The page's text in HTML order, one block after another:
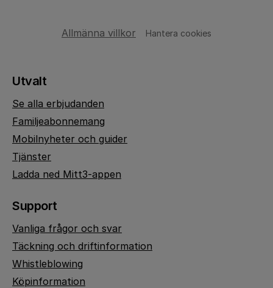
Allmänna villkor Hantera cookies
Utvalt
Se alla erbjudanden
Familjeabonnemang
Mobilnyheter och guider
Tjänster
Ladda ned Mitt3-appen
Support
Vanliga frågor och svar
Täckning och driftinformation
Whistleblowing
Köpinformation